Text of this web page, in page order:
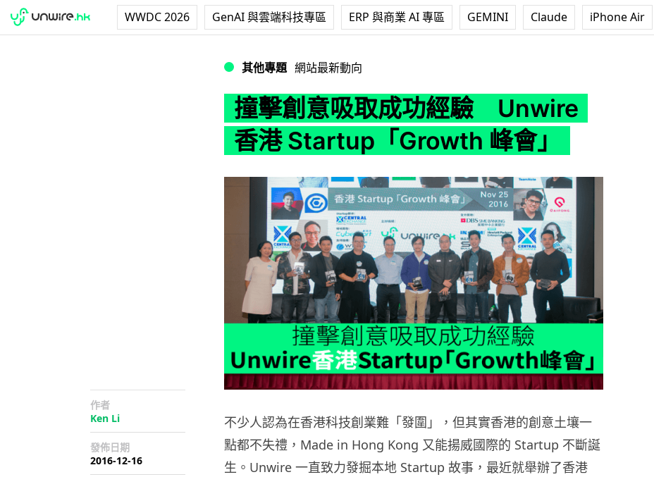
WWDC 2026 GenAI 與雲端科技專區 ERP 與商業 AI 專區 GEMINI Claude iPhone Air
其他專題 網站最新動向
撞擊創意吸取成功經驗 Unwire
香港 Startup「Growth 峰會」
作者
Ken Li
發佈日期
2016-12-16
不少人認為在香港科技創業難「發圍」，但其實香港的創意土壤一
點都不失禮，Made in Hong Kong 又能揚威國際的 Startup 不斷誕
生。Unwire 一直致力發掘本地 Startup 故事，最近就舉辦了香港